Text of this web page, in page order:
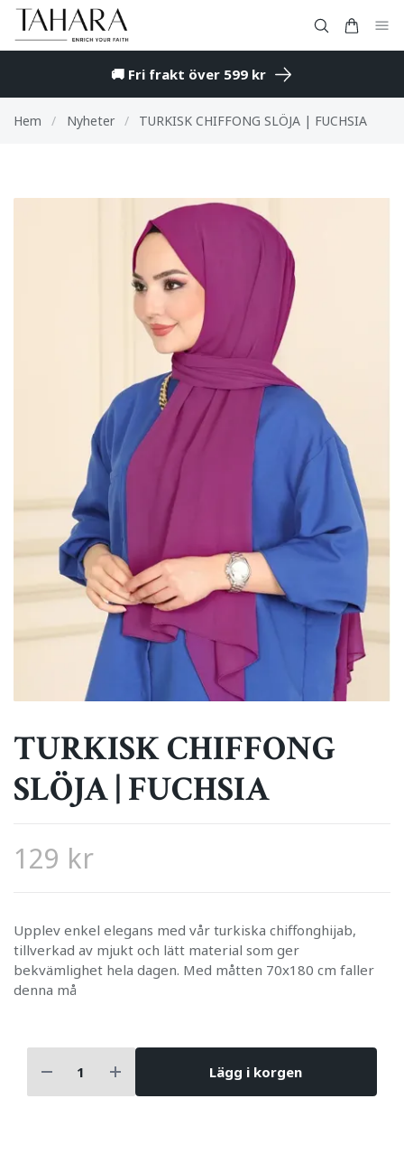
🚚 Fri frakt över 599 kr
Hem / Nyheter / TURKISK CHIFFONG SLÖJA | FUCHSIA
TURKISK CHIFFONG
SLÖJA | FUCHSIA
129 kr
Upplev enkel elegans med vår turkiska chiffonghijab,
tillverkad av mjukt och lätt material som ger
bekvämlighet hela dagen. Med måtten 70x180 cm faller
denna må
Lägg i korgen